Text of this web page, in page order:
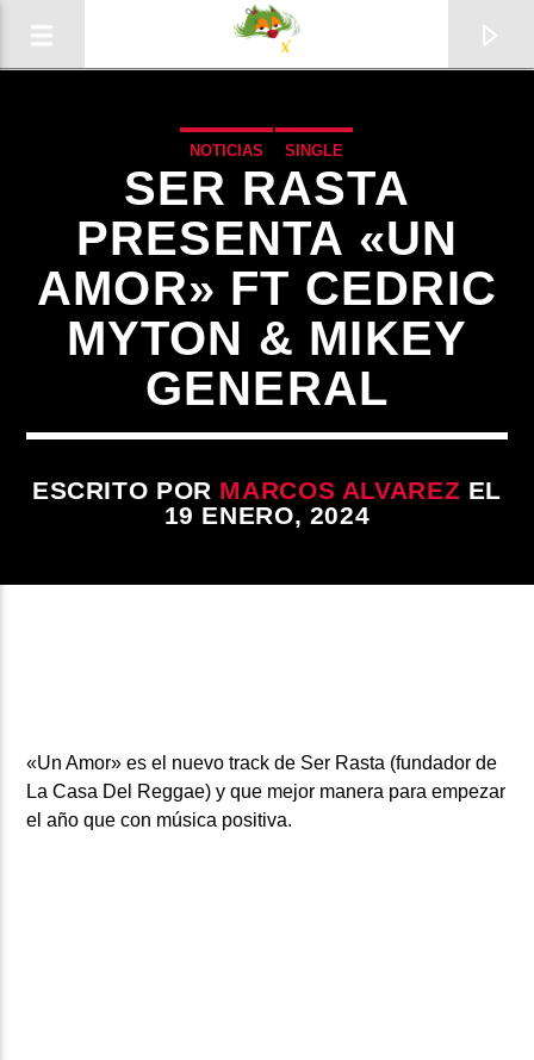
0:00
NOTICIAS SINGLE
SER RASTA
PRESENTA «UN
AMOR» FT CEDRIC
MYTON & MIKEY
GENERAL
ESCRITO POR MARCOS ALVAREZ EL
19 ENERO, 2024
«Un Amor»es el nuevo track de Ser Rasta (fundador de
La Casa Del Reggae)y que mejor manera para empezar
el año que con música positiva.